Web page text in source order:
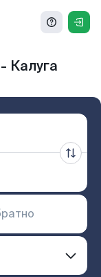
Калуга